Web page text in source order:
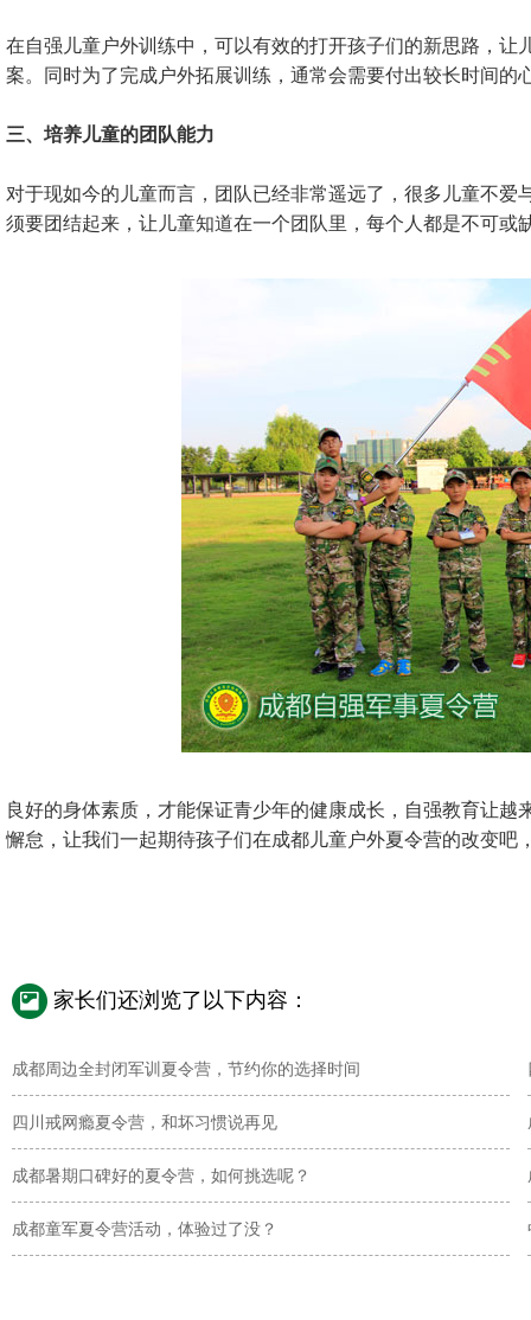
在自强儿童户外训练中，可以有效的打开孩子们的新思路，
案。同时为了完成户外拓展训练，通常会需要付出较长时间
三、培养儿童的团队能力
对于现如今的儿童而言，团队已经非常遥远了，很多儿童不
须要团结起来，让儿童知道在一个团队里，每个人都是不可
良好的身体素质，才能保证青少年的健康成长，自强教育让
懈怠，让我们一起期待孩子们在成都儿童户外夏令营的改变
家长们还浏览了以下内容：
成都周边全封闭军训夏令营，节约你的选择时间
四川戒网瘾夏令营，和坏习惯说再见
成都暑期口碑好的夏令营，如何挑选呢？
成都童军夏令营活动，体验过了没？